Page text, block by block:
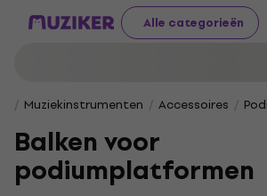
Alle categorieën
Muziekinstrumenten Accessoires
Balken voor
podiumplatformen